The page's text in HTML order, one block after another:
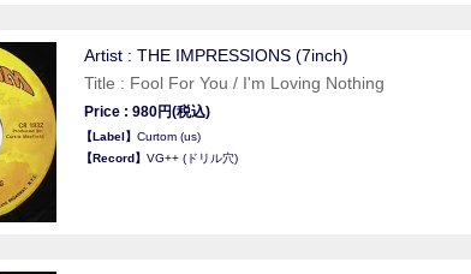
Artist : THE IMPRESSIONS (7inch)
Title : Fool For You / I'm Loving Nothing
Price : 980円(税込)
【Label】 Curtom (us)
【Record】 VG++ (ドリル穴)